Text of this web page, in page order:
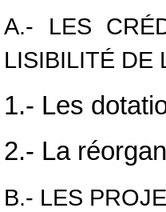
A.- LES
LISIBILITÉ DE
1.- Les
2.- La
B.- LES